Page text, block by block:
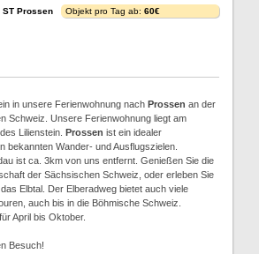
ST Prossen
Objekt pro Tag ab: 60€
in unsere Ferienwohnung nach Prossen an der
Schweiz. Unsere Ferienwohnung liegt am
Lilienstein. Prossen ist ein idealer
bekannten Wander- und Ausflugszielen.
ist ca. 3km von uns entfernt. Genießen Sie die
der Sächsischen Schweiz, oder erleben Sie
Elbtal. Der Elberadweg bietet auch viele
auch bis in die Böhmische Schweiz.
April bis Oktober.
Besuch!